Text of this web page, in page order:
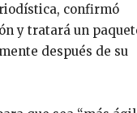
confirmó
y tratará un
después de su